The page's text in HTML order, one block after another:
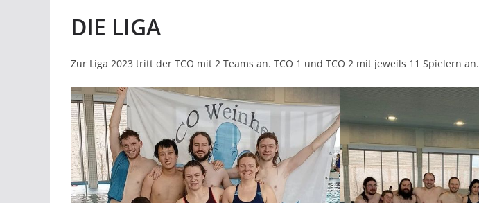
DIE LIGA
Zur Liga 2023 tritt der TCO mit 2 Teams an. TCO 1 und TCO 2 mit jeweils 11 Spielern an.